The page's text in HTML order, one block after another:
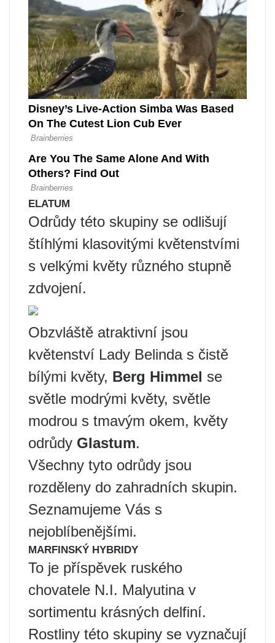
ELATUM
Odrůdy této skupiny se odlišují
štíhlými klasovitými květenstvími
s velkými květy různého stupně
zdvojení.
Obzvláště atraktivní jsou
květenství Lady Belinda s čistě
bílými květy, Berg Himmel se
světle modrými květy, světle
modrou s tmavým okem, květy
odrůdy Glastum.
Všechny tyto odrůdy jsou
rozděleny do zahradních skupin.
Seznamujeme Vás s
nejoblíbenějšími.
MARFINSKÝ HYBRIDY
To je příspěvek ruského
chovatele N.I. Malyutina v
sortimentu krásných delfiní.
Rostliny této skupiny se vyznačují